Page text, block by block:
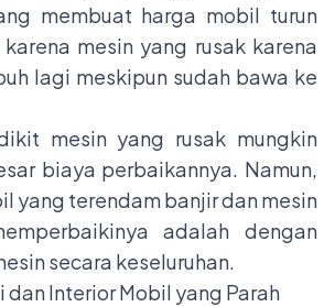
membuat harga mobil turun
mesin yang rusak karena
lagi meskipun sudah bawa ke
mesin yang rusak mungkin
biaya perbaikannya. Namun,
yang terendam banjir dan mesin
adalah dengan
secara keseluruhan.
dan Interior Mobil yang Parah